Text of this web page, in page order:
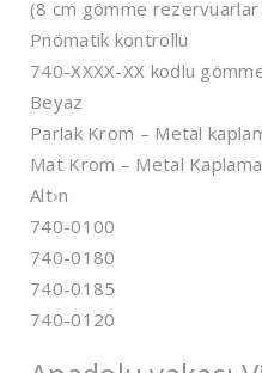
(8 cm gömme rezervuarlar
Pnömatik kontrollü
740-XXXX-XX kodlu
Beyaz
Parlak Krom – Metal
Mat Krom – Metal Kaplama
Alt›n
740-0100
740-0180
740-0185
740-0120